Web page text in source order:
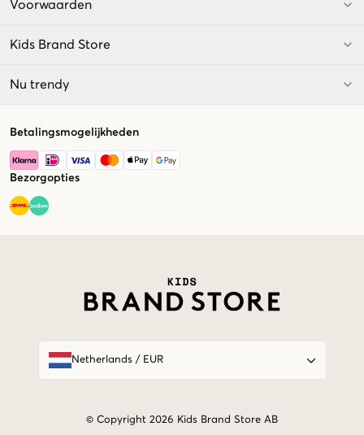
Voorwaarden
Kids Brand Store
Nu trendy
Betalingsmogelijkheden
Bezorgopties
Netherlands/ EUR
© Copyright 2026 Kids Brand Store AB